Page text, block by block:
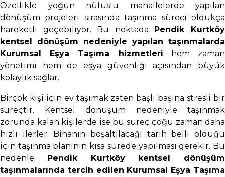
Özellikle yoğun nüfuslu mahallelerde yapılan
dönüşüm projeleri sırasında taşınma süreci oldukça
hareketli geçebiliyor. Bu noktada Pendik Kurtköy
kentsel dönüşüm nedeniyle yapılan taşınmalarda
Kurumsal Eşya Taşıma hizmetleri hem zaman
yönetimi hem de eşya güvenliği açısından büyük
kolaylık sağlar.
Birçok kişi için ev taşımak zaten başlı başına stresli bir
süreçtir. Kentsel dönüşüm nedeniyle taşınmak
zorunda kalan kişilerde ise bu süreç çoğu zaman daha
hızlı ilerler. Binanın boşaltılacağı tarih belli olduğu
için taşınma planının kısa sürede yapılması gerekir. Bu
nedenle Pendik Kurtköy kentsel dönüşüm
taşınmalarında tercih edilen Kurumsal Eşya Taşıma